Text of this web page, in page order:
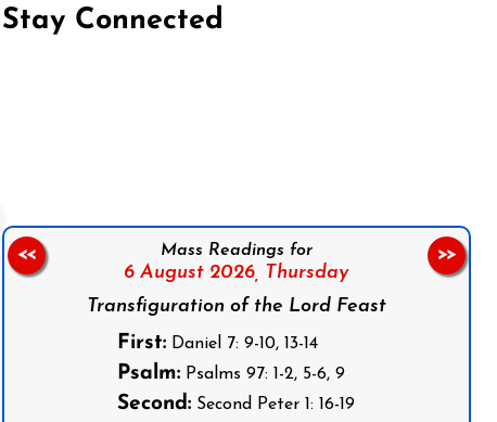
Stay Connected
Mass Readings for
6 August 2026, Thursday
Transfiguration of the Lord Feast
First: Daniel 7: 9-10, 13-14
Psalm: Psalms 97: 1-2, 5-6, 9
Second: Second Peter 1: 16-19
<< >>